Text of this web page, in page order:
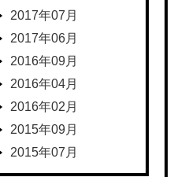
2017年07月
2017年06月
2016年09月
2016年04月
2016年02月
2015年09月
2015年07月